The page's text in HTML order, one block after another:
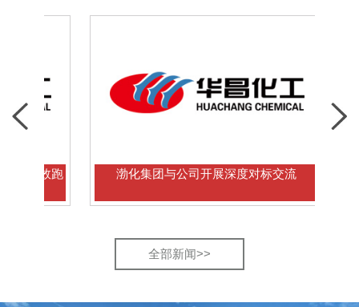
渤化集团与公司开展深度对标交流
全部新闻>>